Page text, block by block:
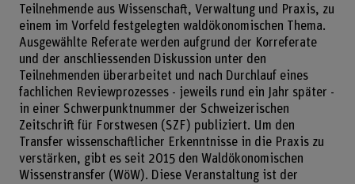
Teilnehmende aus Wissenschaft, Verwaltung und Praxis, zu
einem im Vorfeld festgelegten waldökonomischen Thema.
Ausgewählte Referate werden aufgrund der Korreferate
und der anschliessenden Diskussion unter den
Teilnehmenden überarbeitet und nach Durchlauf eines
fachlichen Reviewprozesses - jeweils rund ein Jahr später -
in einer Schwerpunktnummer der Schweizerischen
Zeitschrift für Forstwesen (SZF) publiziert. Um den
Transfer wissenschaftlicher Erkenntnisse in die Praxis zu
verstärken, gibt es seit 2015 den Waldökonomischen
Wissenstransfer (WöW). Diese Veranstaltung ist der